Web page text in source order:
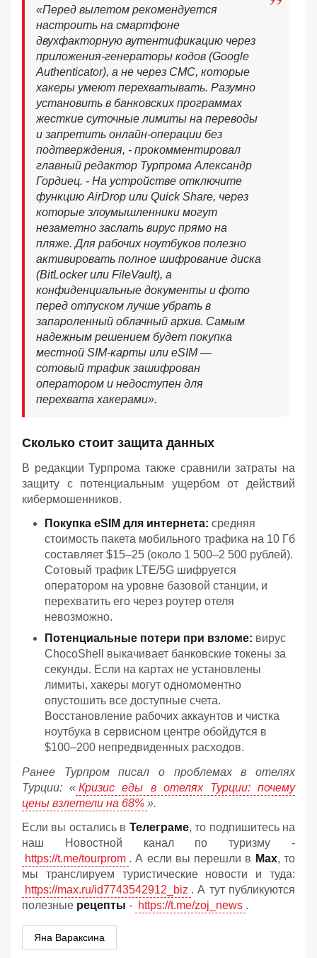
«Перед вылетом рекомендуется
настроить на смартфоне
двухфакторную аутентификацию через
приложения-генераторы кодов (Google
Authenticator), а не через СМС, которые
хакеры умеют перехватывать. Разумно
установить в банковских программах
жесткие суточные лимиты на переводы
и запретить онлайн-операции без
подтверждения, - прокомментировал
главный редактор Турпрома Александр
Гордиец. - На устройстве отключите
функцию AirDrop или Quick Share, через
которые злоумышленники могут
незаметно заслать вирус прямо на
пляже. Для рабочих ноутбуков полезно
активировать полное шифрование диска
(BitLocker или FileVault), а
конфиденциальные документы и фото
перед отпуском лучше убрать в
запароленный облачный архив. Самым
надежным решением будет покупка
местной SIM-карты или eSIM —
сотовый трафик зашифрован
оператором и недоступен для
перехвата хакерами».
Сколько стоит защита данных
В редакции Турпрома также сравнили затраты на
защиту с потенциальным ущербом от действий
кибермошенников.
Покупка eSIM для интернета: средняя
стоимость пакета мобильного трафика на 10 Гб
составляет $15–25 (около 1 500–2 500 рублей).
Сотовый трафик LTE/5G шифруется
оператором на уровне базовой станции, и
перехватить его через роутер отеля
невозможно.
Потенциальные потери при взломе: вирус
ChocoShell выкачивает банковские токены за
секунды. Если на картах не установлены
лимиты, хакеры могут одномоментно
опустошить все доступные счета.
Восстановление рабочих аккаунтов и чистка
ноутбука в сервисном центре обойдутся в
$100–200 непредвиденных расходов.
Ранее Турпром писал о проблемах в отелях
Турции: « Кризис еды в отелях Турции: почему
цены взлетели на 68% ».
Если вы остались в Телеграме, то подпишитесь на
наш Новостной канал по туризму -
https://t.me/tourprom . А если вы перешли в Мах, то
мы транслируем туристические новости и туда:
https://max.ru/id7743542912_biz . А тут публикуются
полезные рецепты - https://t.me/zoj_news .
Яна Вараксина